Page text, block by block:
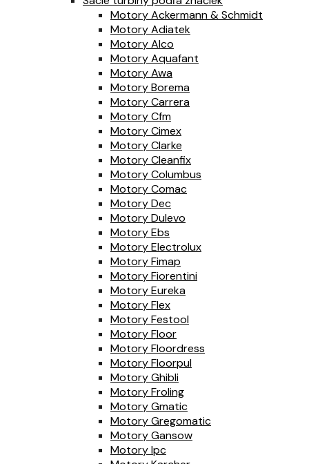
Motory Ackermann & Schmidt
Motory Adiatek
Motory Alco
Motory Aquafant
Motory Awa
Motory Borema
Motory Carrera
Motory Cfm
Motory Cimex
Motory Clarke
Motory Cleanfix
Motory Columbus
Motory Comac
Motory Dec
Motory Dulevo
Motory Ebs
Motory Electrolux
Motory Fimap
Motory Fiorentini
Motory Eureka
Motory Flex
Motory Festool
Motory Floor
Motory Floordress
Motory Floorpul
Motory Ghibli
Motory Froling
Motory Gmatic
Motory Gregomatic
Motory Gansow
Motory Ipc